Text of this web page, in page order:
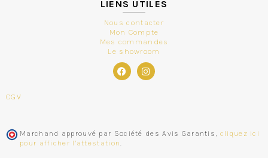
LIENS UTILES
Nous contacter
Mon Compte
Mes commandes
Le showroom
CGV
Marchand approuvé par Société des Avis Garantis, cliquez ici
pour afficher l'attestation.